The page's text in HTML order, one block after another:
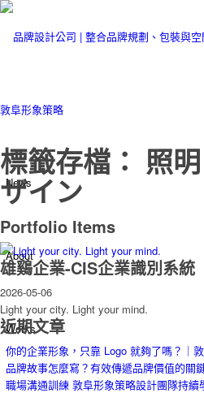
News
About
Works
標籤存檔： 照
ザイン
Portfolio Items
雄鷄企業-CIS企業識別系統
2026-05-06
Light your city. Light your mind.
近期文章
你的企業形象，只靠 Logo 就夠了嗎？｜
品牌故事怎麼寫？有效傳遞品牌價值的關
職場溝通訓練 敦阜形象策略設計團隊持續